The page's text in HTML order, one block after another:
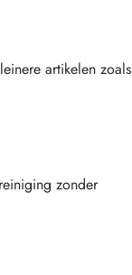
artikelen zoals
zonder